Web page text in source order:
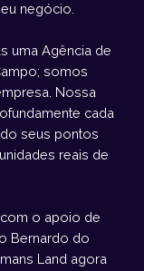
negócio.
uma Agência de
somos
Nossa
cada
seus pontos
reais de
o apoio de
Bernardo do
Land agora